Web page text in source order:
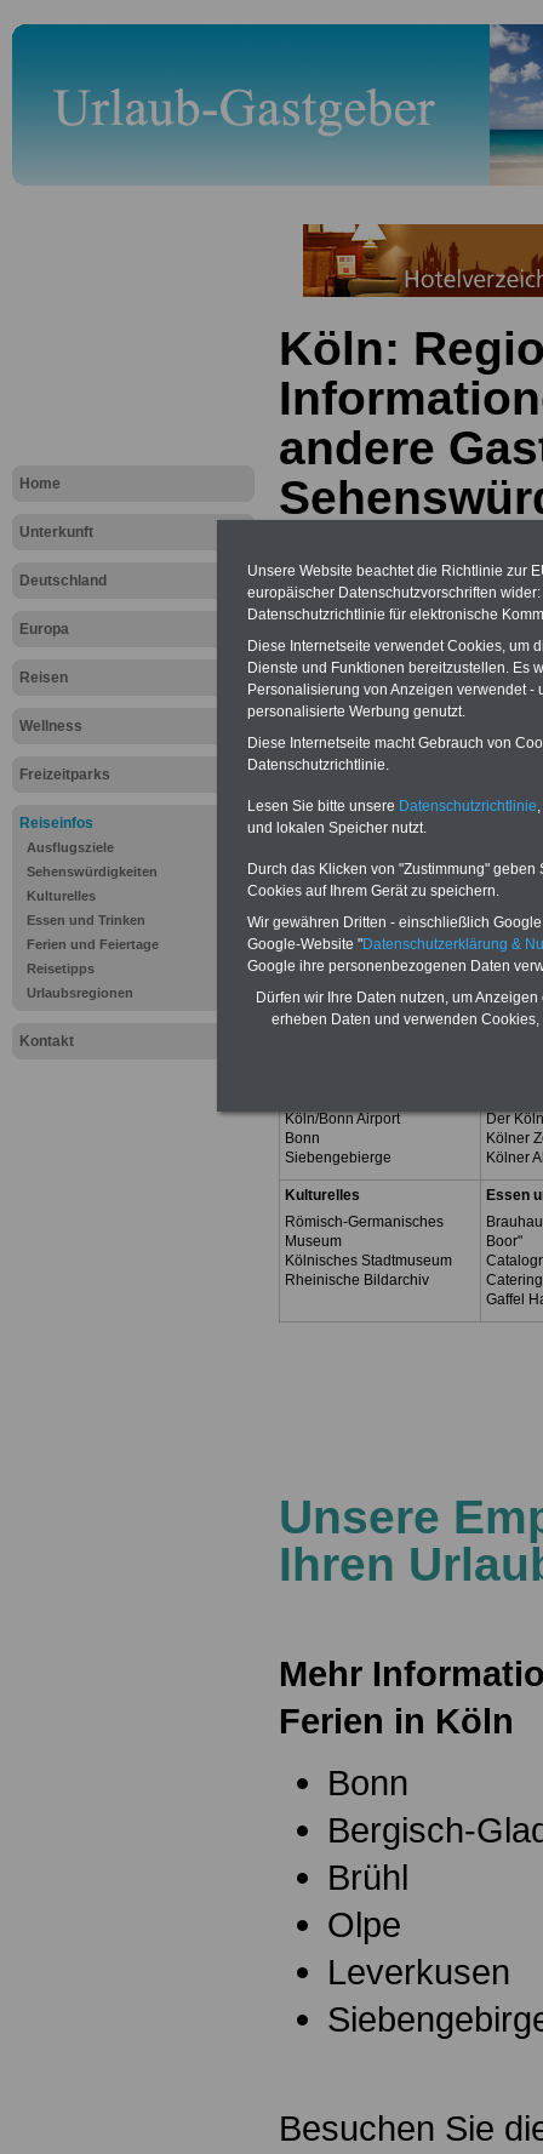
Home
Unterkunft
Deutschland
Europa
Reisen
Wellness
Freizeitparks
Reiseinfos
Ausflugsziele
Sehenswürdigkeiten
Kulturelles
Essen und Trinken
Ferien und Feiertage
Reisetipps
Urlaubsregionen
Kontakt
Köln:
andere
Die Stadt Köln
meistbesuchte
Deutschlands.
alte Stadt hat
Der Kölner Dom
von Köln und
größten
liegt die
Köln/Bonn Airport
Bonn
Siebengebierge
Der
Kölner
Kölner
Kulturelles
Römisch-Germanisches
Museum
Kölnisches Stadtmuseum
Rheinische Bildarchiv
Essen
Boor"
Catering
Gaffel
Unsere
Ihren
Mehr
Ferien in Köln
Bonn
Bergisch-
Brühl
Olpe
Leverkusen
Besuchen Sie
Unsere Website beachtet die Richtlinie zur
europäischer Datenschutzvorschriften
Datenschutzrichtlinie für elektronische
Diese Internetseite verwendet Cookies, um
Dienste und Funktionen bereitzustellen. Es
Personalisierung von Anzeigen verwendet
personalisierte Werbung genutzt.
Diese Internetseite macht Gebrauch von
Datenschutzrichtlinie.
Lesen Sie bitte unsere Datenschutzrichtlinie
und lokalen Speicher nutzt.
Durch das Klicken von "Zustimmung"
Cookies auf Ihrem Gerät zu speichern.
Wir gewähren Dritten - einschließlich
Google-Website "Datenschutzerklärung &
Google ihre personenbezogenen Daten
Dürfen wir Ihre Daten nutzen, um
erheben Daten und verwenden